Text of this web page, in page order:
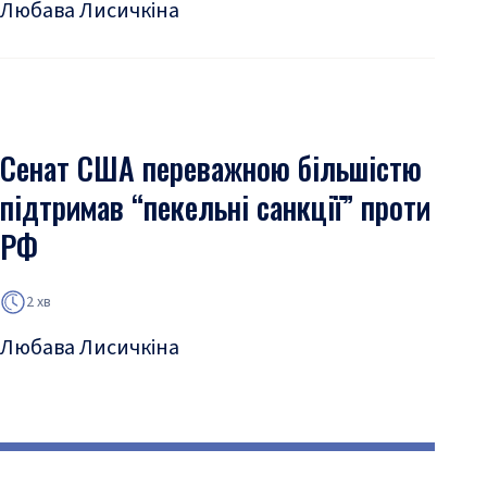
Любава Лисичкіна
Сенат США переважною більшістю
підтримав “пекельні санкції” проти
РФ
2 хв
Любава Лисичкіна